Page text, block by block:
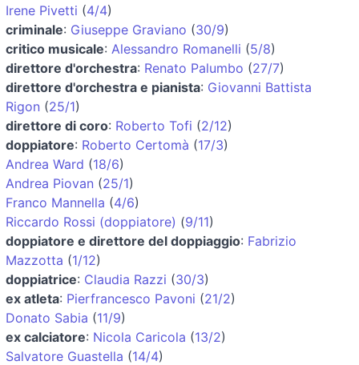
Irene Pivetti (4/4)
criminale: Giuseppe Graviano (30/9)
critico musicale: Alessandro Romanelli (5/8)
direttore d'orchestra: Renato Palumbo (27/7)
direttore d'orchestra e pianista: Giovanni Battista
Rigon (25/1)
direttore di coro: Roberto Tofi (2/12)
doppiatore: Roberto Certomà (17/3)
Andrea Ward (18/6)
Andrea Piovan (25/1)
Franco Mannella (4/6)
Riccardo Rossi (doppiatore) (9/11)
doppiatore e direttore del doppiaggio: Fabrizio
Mazzotta (1/12)
doppiatrice: Claudia Razzi (30/3)
ex atleta: Pierfrancesco Pavoni (21/2)
Donato Sabia (11/9)
ex calciatore: Nicola Caricola (13/2)
Salvatore Guastella (14/4)